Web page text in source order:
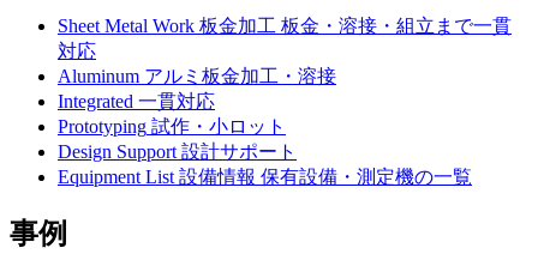
Sheet Metal Work 板金加工 板金・溶接・組立まで一貫
対応
Aluminum アルミ板金加工・溶接
Integrated 一貫対応
Prototyping 試作・小ロット
Design Support 設計サポート
Equipment List 設備情報 保有設備・測定機の一覧
事例